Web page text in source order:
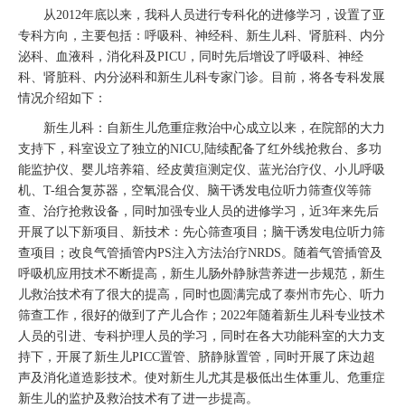
从2012年底以来，我科人员进行专科化的进修学习，设置了亚
专科方向，主要包括：呼吸科、神经科、新生儿科、肾脏科、内分
泌科、血液科，消化科及PICU，同时先后增设了呼吸科、神经
科、肾脏科、内分泌科和新生儿科专家门诊。目前，将各专科发展
情况介绍如下：
新生儿科：自新生儿危重症救治中心成立以来，在院部的大力
支持下，科室设立了独立的NICU,陆续配备了红外线抢救台、多功
能监护仪、婴儿培养箱、经皮黄疸测定仪、蓝光治疗仪、小儿呼吸
机、T-组合复苏器，空氧混合仪、脑干诱发电位听力筛查仪等筛
查、治疗抢救设备，同时加强专业人员的进修学习，近3年来先后
开展了以下新项目、新技术：先心筛查项目；脑干诱发电位听力筛
查项目；改良气管插管内PS注入方法治疗NRDS。随着气管插管及
呼吸机应用技术不断提高，新生儿肠外静脉营养进一步规范，新生
儿救治技术有了很大的提高，同时也圆满完成了泰州市先心、听力
筛查工作，很好的做到了产儿合作；2022年随着新生儿科专业技术
人员的引进、专科护理人员的学习，同时在各大功能科室的大力支
持下，开展了新生儿PICC置管、脐静脉置管，同时开展了床边超
声及消化道造影技术。使对新生儿尤其是极低出生体重儿、危重症
新生儿的监护及救治技术有了进一步提高。